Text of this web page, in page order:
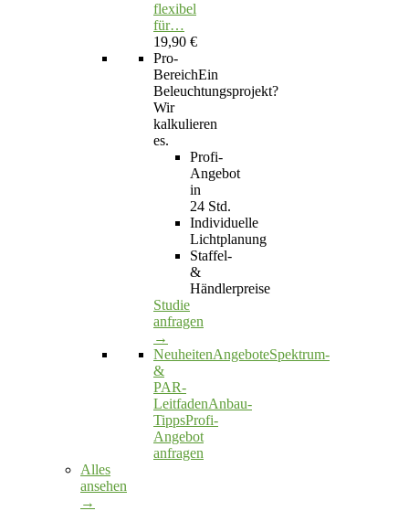
flexibel
für…
19,90 €
Pro-
BereichEin
Beleuchtungsprojekt?
Wir
kalkulieren
es.
Profi-
Angebot
in
24 Std.
Individuelle
Lichtplanung
Staffel-
&
Händlerpreise
Studie
anfragen
→
NeuheitenAngeboteSpektrum-
&
PAR-
LeitfadenAnbau-
TippsProfi-
Angebot
anfragen
Alles
ansehen
→